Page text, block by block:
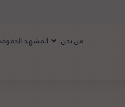
من نحن المشهد